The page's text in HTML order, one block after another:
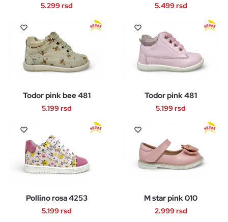
biti
na
stranici
proizvoda.
biti
stranici
proizvoda.
5.299rsd
proizvod
ima
više
varijanti.
mogu
biti
stranici
proizvoda.
5.499rsd
proizvod
ima
više
varijanti.
mogu
biti
stranici
proizvoda.
Todor pink bee 481
5.199rsd
proizvod
ima
više
varijanti.
mogu
biti
Todor pink 481
5.199rsd
ima
više
mogu
biti
Pollino rosa 4253
5.199rsd
M star pink 010
2.999rsd